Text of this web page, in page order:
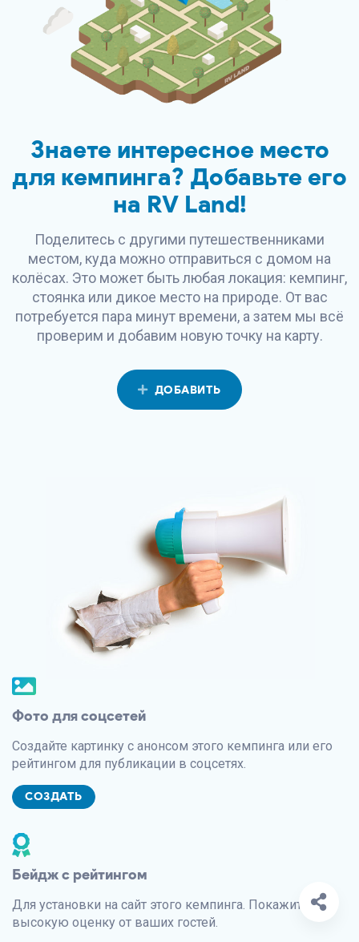
Знаете интересное место
для кемпинга? Добавьте его
на RV Land!
Поделитесь с другими путешественниками
местом, куда можно отправиться с домом на
колёсах. Это может быть любая локация: кемпинг,
стоянка или дикое место на природе. От вас
потребуется пара минут времени, а затем мы всё
проверим и добавим новую точку на карту.
ДОБАВИТЬ
Фото для соцсетей
Создайте картинку с анонсом этого кемпинга или его
рейтингом для публикации в соцсетях.
СОЗДАТЬ
Бейдж с рейтингом
Для установки на сайт этого кемпинга. Покажите
высокую оценку от ваших гостей.